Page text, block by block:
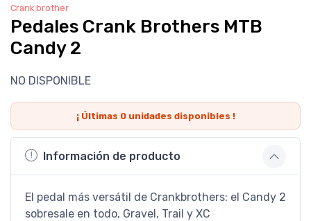
Crank brother
Pedales Crank Brothers MTB
Candy 2
NO DISPONIBLE
¡ Últimas 0unidades disponibles !
Información de producto
El pedal más versátil de Crankbrothers: el Candy 2
sobresale en todo, Gravel, Trail y XC